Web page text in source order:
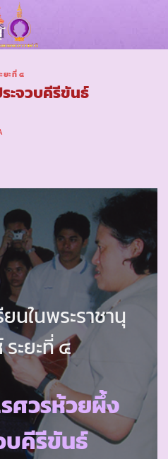
ยะที่ ๔
ะจวบคีรีขันธ์
นในพระราชานุ
ระยะที่ ๔
รศวรห้วยผึ้ง
บคีรีขันธ์